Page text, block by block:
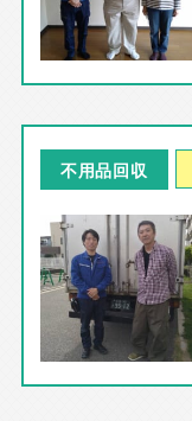
不用品回収